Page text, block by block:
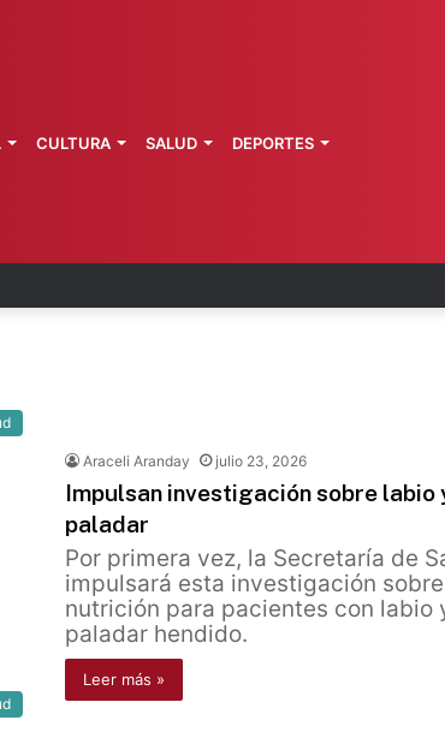
coordinación sanitaria en los
CULTURA SALUD DEPORTES
Araceli Aranday julio 23, 2026
Impulsan investigación sobre labio
paladar
Por primera vez, la Secretaría de
impulsará esta investigación sobre
nutrición para pacientes con labio
paladar hendido.
Leer más »